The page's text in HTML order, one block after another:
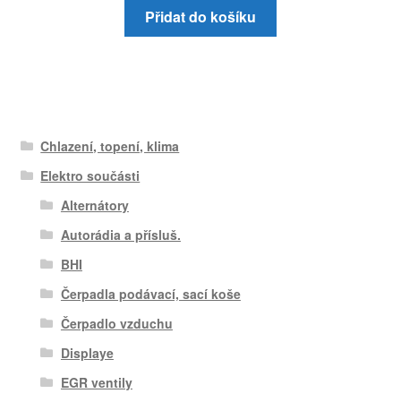
Přidat do košíku
Chlazení, topení, klima
Elektro součásti
Alternátory
Autorádia a přísluš.
BHI
Čerpadla podávací, sací koše
Čerpadlo vzduchu
Displaye
EGR ventily